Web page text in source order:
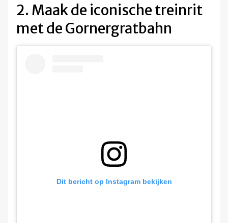
2. Maak de iconische treinrit
met de Gornergratbahn
Dit bericht op Instagram bekijken